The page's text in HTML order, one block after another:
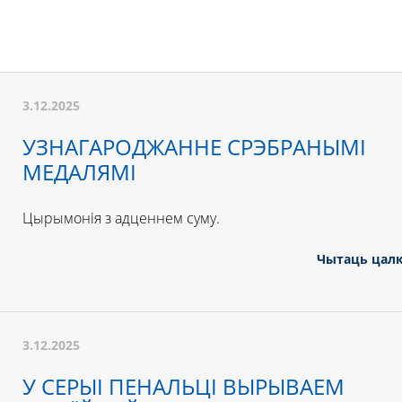
3.12.2025
УЗНАГАРОДЖАННЕ СРЭБРАНЫМІ
МЕДАЛЯМІ
Цырымонія з адценнем суму.
Чытаць
3.12.2025
У СЕРЫІ ПЕНАЛЬЦІ ВЫРЫВАЕМ